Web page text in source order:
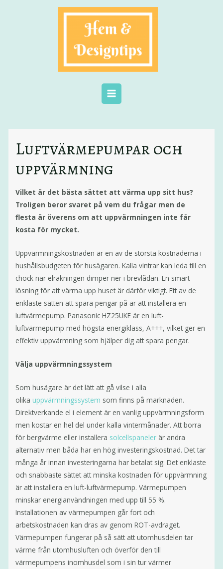
Luftvärmepumpar och
uppvärmning
Vilket är det bästa sättet att värma upp sitt hus?
Troligen beror svaret på vem du frågar men de
flesta är överens om att uppvärmningen inte får
kosta för mycket.
Uppvärmningskostnaden är en av de största kostnaderna i
hushållsbudgeten för husägaren. Kalla vintrar kan leda till en
chock när elräkningen dimper ner i brevlådan. En smart
lösning för att värma upp huset är därför viktigt. Ett av de
enklaste sätten att spara pengar på är att installera en
luftvärmepump. Panasonic HZ25UKE är en luft-
luftvärmepump med högsta energiklass, A+++, vilket ger en
effektiv uppvärmning som hjälper dig att spara pengar.
Välja uppvärmningssystem
Som husägare är det lätt att gå vilse i alla
olikauppvärmningssystem som finns på marknaden.
Direktverkande el i element är en vanlig uppvärmningsform
men kostar en hel del under kalla vintermånader. Att borra
för bergvärme eller installera solcellspaneler är andra
alternativ men båda har en hög investeringskostnad. Det tar
många år innan investeringarna har betalat sig. Det enklaste
och snabbaste sättet att minska kostnaden för uppvärmning
är att installera en luft-luftvärmepump. Värmepumpen
minskar energianvändningen med upp till 55 %.
Installationen av värmepumpen går fort och
arbetskostnaden kan dras av genom ROT-avdraget.
Värmepumpen fungerar på så sätt att utomhusdelen tar
värme från utomhusluften och överför den till
värmepumpens inomhusdel som i sin tur värmer